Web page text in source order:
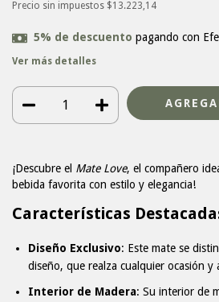
Precio sin impuestos $13.223,14
5% de descuento pagando con
Ver más detalles
¡Descubre el Mate Love, el compañero
bebida favorita con estilo y elegancia!
Características
Diseño Exclusivo: Este mate se
diseño, que realza cualquier ocasión y
Interior de Madera: Su interior de